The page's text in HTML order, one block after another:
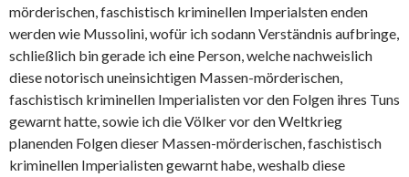
mörderischen, faschistisch kriminellen Imperialsten enden
werden wie Mussolini, wofür ich sodann Verständnis aufbringe,
schließlich bin gerade ich eine Person, welche nachweislich
diese notorisch uneinsichtigen Massen-mörderischen,
faschistisch kriminellen Imperialisten vor den Folgen ihres Tuns
gewarnt hatte, sowie ich die Völker vor den Weltkrieg
planenden Folgen dieser Massen-mörderischen, faschistisch
kriminellen Imperialisten gewarnt habe, weshalb diese